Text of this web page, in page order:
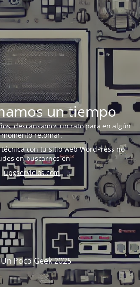
un tiempo
descansamos un rato para en algún
momento retomar.
con tu sitio web WordPress no
en buscarnos en
upgservicios.com
Poco Geek 2025